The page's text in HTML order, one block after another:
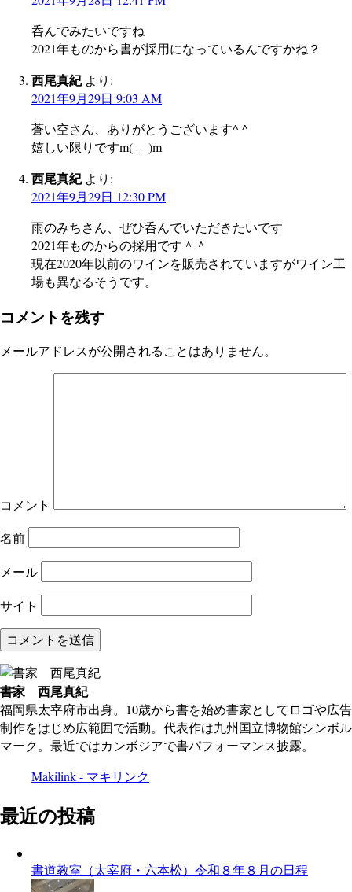
呑んでみたいですね
2021年ものから書が採用になっているんですかね？
西尾真紀 より:
2021年9月29日 9:03 AM
蒼い空さん、ありがとうございます^ ^
嬉しい限りですm(_ _)m
西尾真紀 より:
2021年9月29日 12:30 PM
雨のみちさん、ぜひ呑んでいただきたいです
2021年ものからの採用です＾＾
現在2020年以前のワインを販売されていますがワイン工
場も異なるそうです。
コメントを残す
メールアドレスが公開されることはありません。
コメント
名前
メール
サイト
書家 西尾真紀
福岡県太宰府市出身。10歳から書を始め書家としてロゴや広告
制作をはじめ広範囲で活動。代表作は九州国立博物館シンボル
マーク。最近ではカンボジアで書パフォーマンス披露。
Makilink - マキリンク
最近の投稿
書道教室（太宰府・六本松）令和８年８月の日程